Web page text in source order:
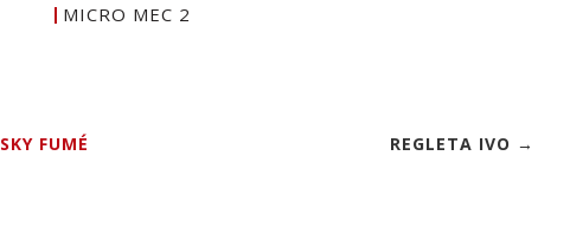
MICRO MEC 2
SKY FUMÉ REGLETA IVO →